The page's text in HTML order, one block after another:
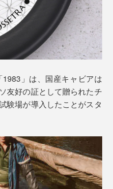
手洗い。準備室で作業着に
シャワーを浴びて、ようや
れる加工場へ。
触れて開腹する人、卵を取
のしょっぱくてツブツブし
敏感な日本人の味覚に合
プトでつくられているのが
く、いくらを凝縮したよう
ルナッツのような余韻を楽
1983」は、国産キャビアは
友好の証として贈られたチ
験場が導入したことがスタ